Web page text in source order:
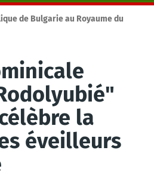
de Bulgarie au Royaume du
la
éveilleurs